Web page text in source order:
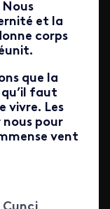
Nous
et la
corps
que la
faut
vivre. Les
nous pour
vent